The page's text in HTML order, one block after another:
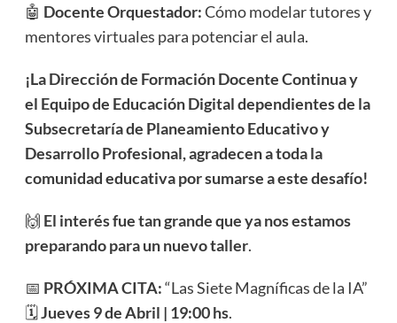
🤖 Docente Orquestador:Cómo modelar tutores y
mentores virtuales para potenciar el aula.
¡La Dirección de Formación Docente Continua y
el Equipo de Educación Digital dependientes de la
Subsecretaría de Planeamiento Educativo y
Desarrollo Profesional, agradecen a toda la
comunidad educativa por sumarse a este desafío!
🙌 El interés fue tan grande que ya nos estamos
preparando para un nuevo taller.
📅 PRÓXIMA CITA:“Las Siete Magníficas de la IA”
🗓️Jueves 9 de Abril | 19:00 hs.